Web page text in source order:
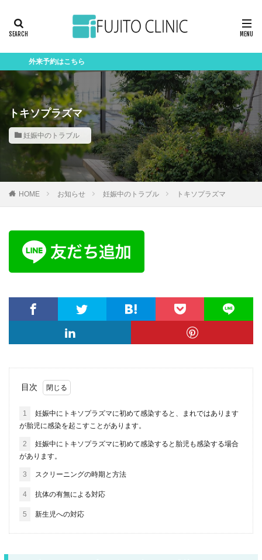
外来予約はこちら
トキソプラズマ
妊娠中のトラブル
HOME お知らせ 妊娠中のトラブル トキソプラズマ
目次
1
妊娠中にトキソプラズマに初めて感染すると、まれではあります
が胎児に感染を起こすことがあります。
2
妊娠中にトキソプラズマに初めて感染すると胎児も感染する場合
があります。
3 スクリーニングの時期と方法
4 抗体の有無による対応
5 新生児への対応